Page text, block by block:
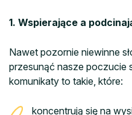
1. Wspierające a
Nawet pozornie niewinne
przesunąć nasze poczucie
komunikaty to takie, które:
koncentrują się na